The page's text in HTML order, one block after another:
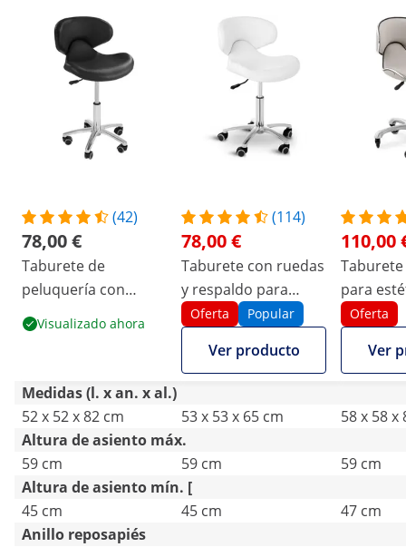
(42)
78,00 €
Taburete de
peluquería con
respaldo - 450-590
mm - 150 kg - Negro
Visualizado ahora
(114)
78,00 €
Taburete con ruedas
y respaldo para
estética - 450- 590
mm - 150 kg - Blanco
Oferta Popular
Ver producto
110,00
para
590 mm
Gris
Oferta
Ver
Medidas (l. x an. x al.)
52 x 52 x 82 cm
53 x 53 x 65 cm
58 x 58 x
Altura de asiento máx.
59 cm
59 cm
59 cm
Altura de asiento mín. [
45 cm
45 cm
47 cm
Anillo reposapiés